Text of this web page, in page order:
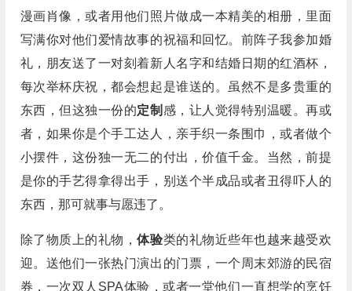
漫画肖像，或者用他们照片做成一本精美的相册，里面
写满你对他们爱情故事的祝福和回忆。前阵子我参加婚
礼，朋友送了一对刻着新人名字和结婚日期的红酒杯，
每次举杯庆祝，都会想起是谁送的。虽然不是多贵重的
东西，但这独一份的定制 感，让人觉得特别温暖。再或
者，如果你是个手工达人，亲手织一条围巾，或者做个
小摆件，这份独一无二的付出，价值千金。当然，前提
是你的手艺得拿得出手，别送个半成品或者丑得吓人的
东西，那可就事与愿违了。
除了物质上的礼物，体验类的礼物近些年也越来越受欢
迎。送他们一张热门演出的门票，一个周末郊游的民宿
券，一次双人SPA体验，或者一堂他们一直想学的烹饪